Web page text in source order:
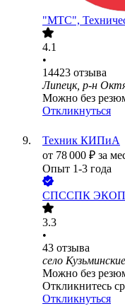
"МТС",
4.1
•
14423 отзыва
Липецк, р-н
Можно без
Откликнуться
Техник КИПиА
от 78 000 ₽ за
Опыт 1-3 года
СПССПК
3.3
•
43 отзыва
село
Можно без
Откликнитесь
Откликнуться